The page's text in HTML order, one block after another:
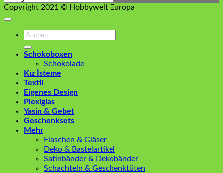
Copyright 2021 © Hobbywelt Europa
Suchen
Schokoboxen
Schokolade
Kız İsteme
Textil
Eigenes Design
Plexiglas
Yasin & Gebet
Geschenksets
Mehr
Flaschen & Gläser
Deko & Bastelartikel
Satinbänder & Dekobänder
Schachteln & Geschenktüten